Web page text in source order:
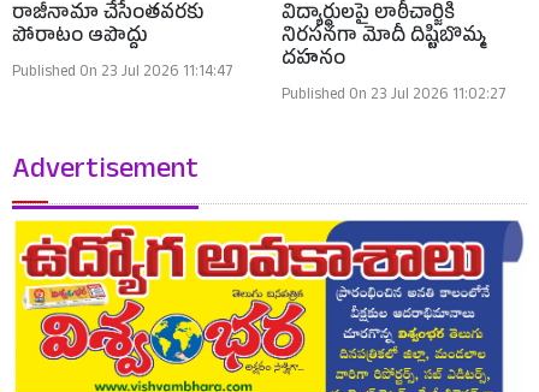
రాజీనామా చేసేంతవరకు
పోరాటం ఆపొద్దు
Published On 23 Jul 2026 11:14:47
విద్యార్థులపై లాఠీచార్జికి
నిరసనగా మోదీ దిష్టిబొమ్మ
దహనం
Published On 23 Jul 2026 11:02:27
Advertisement